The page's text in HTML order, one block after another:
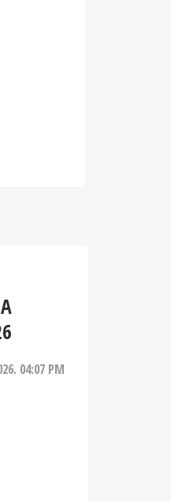
04:07 PM